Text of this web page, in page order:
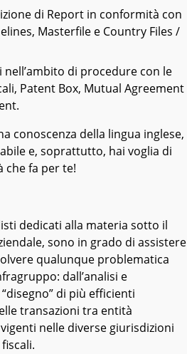
di Report in conformità con
Masterfile e Country Files /
di procedure con le
Patent Box, Mutual Agreement
conoscenza della lingua inglese,
e, soprattutto, hai voglia di
che fa per te!
dedicati alla materia sotto il
sono in grado di assistere
qualunque problematica
dall’analisi e
di più efficienti
transazioni tra entità
nelle diverse giurisdizioni